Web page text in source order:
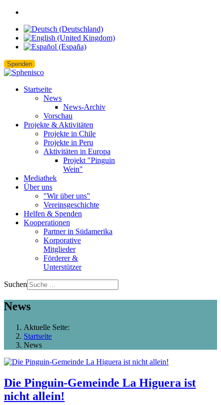
Spenden
Startseite
News
News-Archiv
Vorschau
Projekte & Aktivitäten
Projekte in Chile
Projekte in Peru
Aktivitäten in Europa
Projekt "Pinguin
Wein"
Mediathek
Über uns
"Wir über uns"
Vereinsgeschichte
Helfen & Spenden
Kooperationen
Partner in Südamerika
Korporative
Mitglieder
Förderer &
Unterstützer
Suchen
News
Aktuelle Seite:
Startseite
News
Die Pinguin-Gemeinde La Higuera ist
nicht allein!